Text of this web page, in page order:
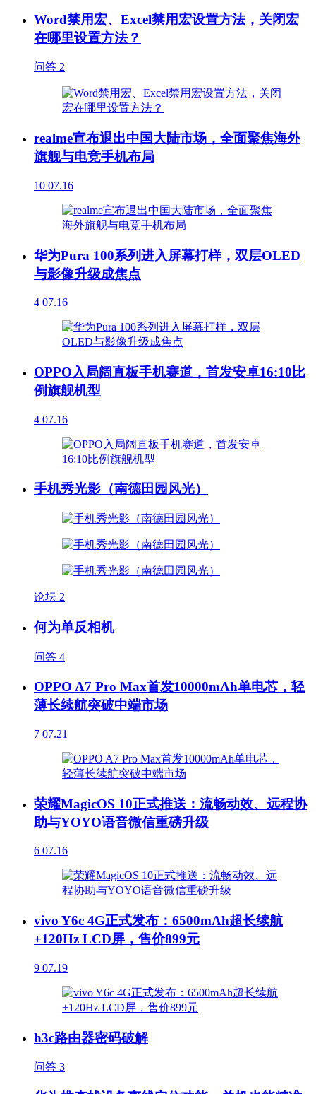
Word禁用宏、Excel禁用宏设置方法，关闭宏
在哪里设置方法？
问答 2
realme宣布退出中国大陆市场，全面聚焦海外
旗舰与电竞手机布局
10 07.16
华为Pura 100系列进入屏幕打样，双层OLED
与影像升级成焦点
4 07.16
OPPO入局阔直板手机赛道，首发安卓16:10比
例旗舰机型
4 07.16
手机秀光影（南德田园风光）
论坛 2
何为单反相机
问答 4
OPPO A7 Pro Max首发10000mAh单电芯，轻
薄长续航突破中端市场
7 07.21
荣耀MagicOS 10正式推送：流畅动效、远程协
助与YOYO语音微信重磅升级
6 07.16
vivo Y6c 4G正式发布：6500mAh超长续航
+120Hz LCD屏，售价899元
9 07.19
h3c路由器密码破解
问答 3